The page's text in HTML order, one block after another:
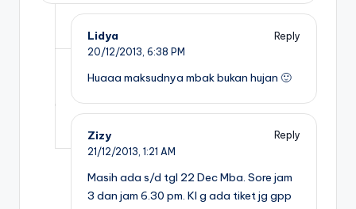
Lidya
Reply
20/12/2013, 6:38 PM
Huaaa maksudnya mbak bukan hujan 🙂
Zizy
Reply
21/12/2013, 1:21 AM
Masih ada s/d tgl 22 Dec Mba. Sore jam
3 dan jam 6.30 pm. Kl g ada tiket jg gpp